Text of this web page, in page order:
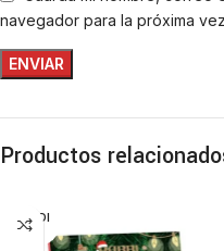
navegador para la próxima
Productos
VENDI
DO